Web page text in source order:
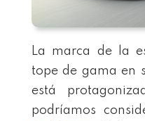
La marca de la
tope de gama en
está
podríamos